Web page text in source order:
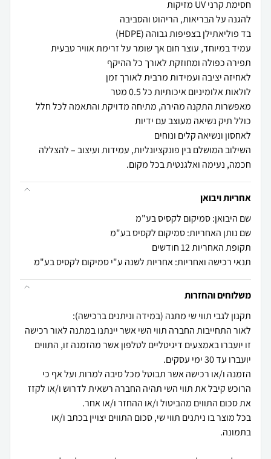
השילוב המושלם בין פונקציונליות, עמידות ועיצוב – להצללה
חכמה, נעימה ואלגנטית בכל מקום.
אחריות ויבואן
שם היבואן: סמיקום לקסיס בע"מ
שם נותן האחריות: סמיקום לקסיס בע"מ
תקופת האחריות 12 חודשים
תנאי רכישה ואחריות: אחריות לשנה ע"י סמיקום לקסיס בע"מ
משלוחים והחזרות
לאור התחייבות החברה תווי השי אשר יינתנו במתנה לאור רכישה
זו יועברו באמצעים דיגיטליים לטלפון אשר מהזמנה זו, התווים
הזמנה ו/או רכישה אשר תבוטל מכל סיבה למרות ועל אף כי
הרוכש קיבל את תווי השי תהיה החברה רשאית לדרוש ו/או לקזז
בכל מוצר בו ניתנים תווי שי, סכום התווים יצויין בכתב ו/או